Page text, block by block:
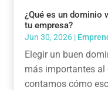
¿Qué es un dominio
tu empresa?
Jun 30, 2026 |
Elegir un buen
más importantes al
contamos cómo